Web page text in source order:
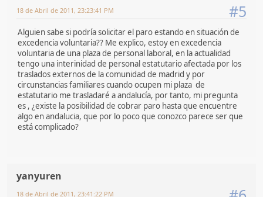
#5
18 de Abril de 2011, 23:23:41 PM
Alguien sabe si podría solicitar el paro estando en situación de
excedencia voluntaria?? Me explico, estoy en excedencia
voluntaria de una plaza de personal laboral, en la actualidad
tengo una interinidad de personal estatutario afectada por los
traslados externos de la comunidad de madrid y por
circunstancias familiares cuando ocupen mi plaza de
estatutario me trasladaré a andalucía, por tanto, mi pregunta
es , ¿existe la posibilidad de cobrar paro hasta que encuentre
algo en andalucia, que por lo poco que conozco parece ser que
está complicado?
yanyuren
18 de Abril de 2011, 23:41:22 PM